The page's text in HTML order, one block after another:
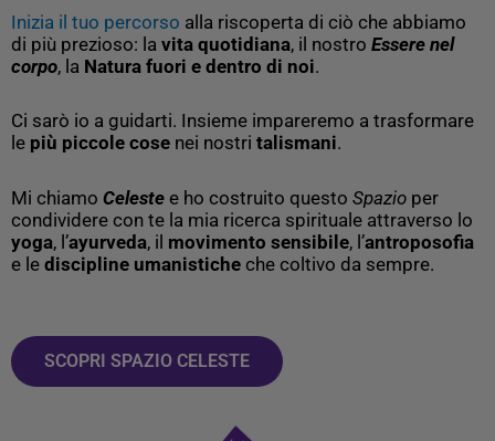
Inizia il tuo percorso alla riscoperta di ciò che abbiamo
di più prezioso: la vita quotidiana, il nostro Essere nel
corpo, la Natura fuori e dentro di noi.
Ci sarò io a guidarti. Insieme impareremo a trasformare
le più piccole cose nei nostri talismani.
Mi chiamo Celeste e ho costruito questo Spazio per
condividere con te la mia ricerca spirituale attraverso lo
yoga, l’ayurveda, il movimento sensibile, l’antroposofia
e le discipline umanistiche che coltivo da sempre.
SCOPRI SPAZIO CELESTE